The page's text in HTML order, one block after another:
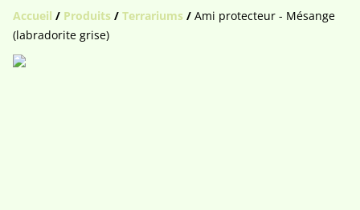
Accueil / Produits / Terrariums / Ami protecteur - Mésange
(labradorite grise)